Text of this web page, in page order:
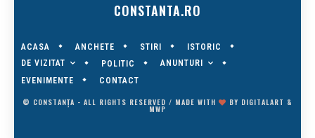
CONSTANTA.RO
ACASA ANCHETE STIRI
ISTORIC
DE VIZITAT
POLITIC
ANUNTURI
EVENIMENTE
CONTACT
© CONSTANȚA - ALL RIGHTS RESERVED / MADE WITH BY DIGITALART &
MWP